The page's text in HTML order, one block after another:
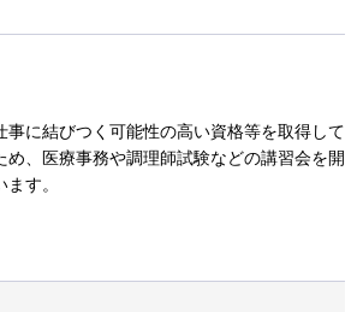
事に結びつく可能性の高い資格等を取得して
め、医療事務や調理師試験などの講習会を開
ます。